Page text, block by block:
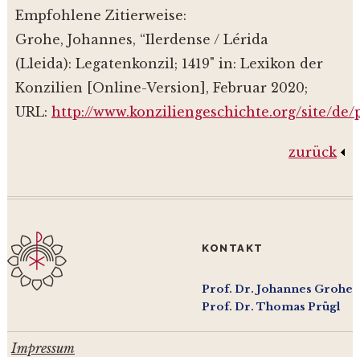
Empfohlene Zitierweise:
Grohe, Johannes, “Ilerdense / Lérida
(Lleida): Legatenkonzil; 1419" in: Lexikon der
Konzilien [Online-Version], Februar 2020;
URL: http://www.konziliengeschichte.org/site/
zurück
KONTAKT
Prof. Dr. Johannes Grohe
Prof. Dr. Thomas Prügl
Impressum